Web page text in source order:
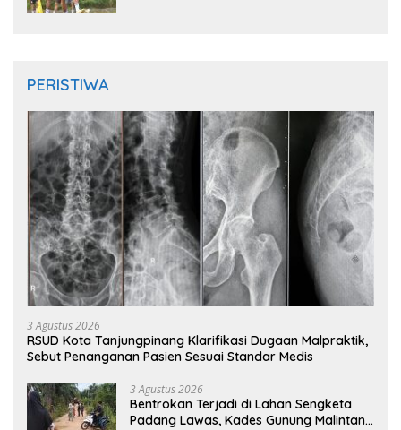
PERISTIWA
3 Agustus 2026
RSUD Kota Tanjungpinang Klarifikasi Dugaan Malpraktik,
Sebut Penanganan Pasien Sesuai Standar Medis
3 Agustus 2026
Bentrokan Terjadi di Lahan Sengketa
Padang Lawas, Kades Gunung Malintang